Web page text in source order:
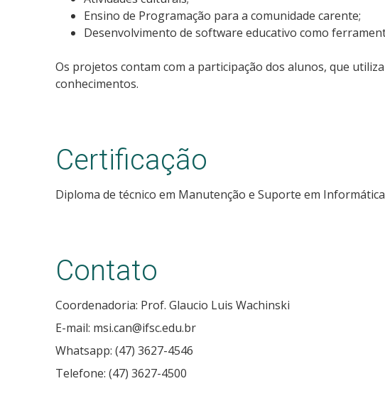
Ensino de Programação para a comunidade carente;
Desenvolvimento de software educativo como
Os projetos contam com a participação dos alunos, que
conhecimentos.
Certificação
Diploma de técnico em Manutenção e Suporte em
Contato
Coordenadoria: Prof. Glaucio Luis Wachinski
E-mail: msi.can@ifsc.edu.br
Whatsapp: (47) 3627-4546
Telefone: (47) 3627-4500